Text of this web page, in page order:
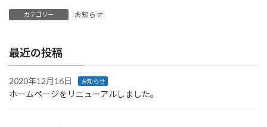
カテゴリー お知らせ
最近の投稿
2020年12月16日 お知らせ
ホームページをリニューアルしました。